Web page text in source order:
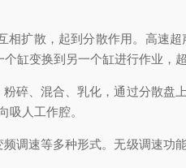
散，起到分散作用。高速超
缸变换到另一个缸进行作业，
、混合、乳化，通过分散盘
吸人工作腔。
速等多种形式。无级调速功